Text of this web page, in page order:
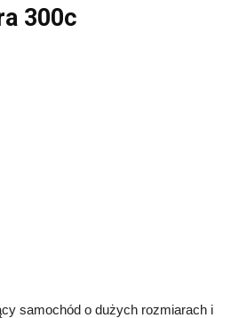
300c
samochód o dużych rozmiarach i